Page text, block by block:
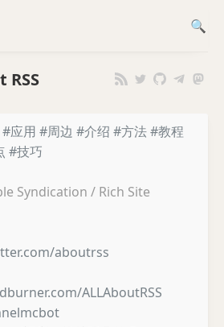
RSS
#应用 #周边 #介绍 #方法#教程
#技巧
Syndication / Rich Site
aboutrss
ALLAboutRSS